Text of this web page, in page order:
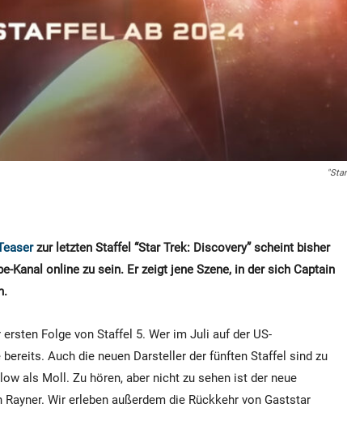
zur letzten Staffel “Star Trek: Discovery” scheint bisher
Kanal online zu sein. Er zeigt jene Szene, in der sich Captain
Folge von Staffel 5. Wer im Juli auf der US-
Auch die neuen Darsteller der fünften Staffel sind zu
als Moll. Zu hören, aber nicht zu sehen ist der neue
Wir erleben außerdem die Rückkehr von Gaststar